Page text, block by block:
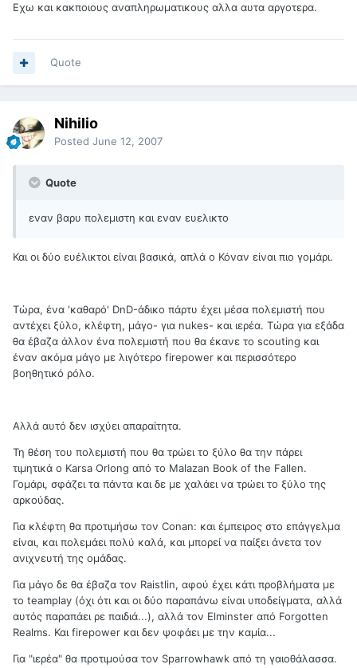
Εχω και κακποιους αναπληρωματικους αλλα αυτα αργοτερα.
Quote
Nihilio
Posted June 12, 2007
Quote
εναν βαρυ πολεμιστη και εναν ευελικτο
Και οι δύο ευέλικτοι είναι βασικά, απλά ο Κόναν είναι πιο γομάρι.
Τώρα, ένα 'καθαρό' DnD-άδικο πάρτυ έχει μέσα πολεμιστή που
αντέχει ξύλο, κλέφτη, μάγο- για nukes- και ιερέα. Τώρα για εξάδα
θα έβαζα άλλον ένα πολεμιστή που θα έκανε το scouting και
έναν ακόμα μάγο με λιγότερο firepower και περισσότερο
βοηθητικό ρόλο.
Αλλά αυτό δεν ισχύει απαραίτητα.
Τη θέση του πολεμιστή που θα τρώει το ξύλο θα την πάρει
τιμητικά ο Karsa Orlong από το Malazan Book of the Fallen.
Γομάρι, σφάζει τα πάντα και δε με χαλάει να τρώει το ξύλο της
αρκούδας.
Για κλέφτη θα προτιμήσω τον Conan: και έμπειρος στο επάγγελμα
είναι, και πολεμάει πολύ καλά, και μπορεί να παίξει άνετα τον
ανιχνευτή της ομάδας.
Για μάγο δε θα έβαζα τον Raistlin, αφού έχει κάτι προβλήματα με
το teamplay (όχι ότι και οι δύο παραπάνω είναι υποδείγματα, αλλά
αυτός παραπάει ρε παιδιά...), αλλά τον Elminster από Forgotten
Realms. Και firepower και δεν ψοφάει με την καμία...
Για "ιερέα" θα προτιμούσα τον Sparrowhawk από τη γαιοθάλασσα.